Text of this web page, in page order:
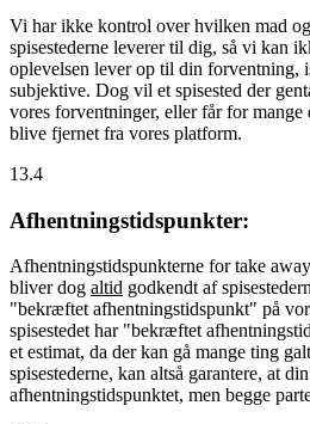
Vi har ikke kontrol over hvilken mad
spisestederne leverer til dig, så vi kan
oplevelsen lever op til din forventning,
subjektive. Dog vil et spisested der
vores forventninger, eller får for mange
blive fjernet fra vores platform.
13.4
Afhentningstidspunkter:
Afhentningstidspunkterne for take
bliver dog altid godkendt af
"bekræftet afhentningstidspunkt" på
spisestedet har "bekræftet
et estimat, da der kan gå mange ting
spisestederne, kan altså garantere, at
afhentningstidspunktet, men begge